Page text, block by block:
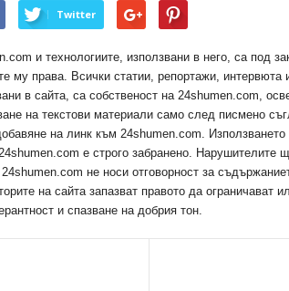
Twitter
и технологиите, използвани в него, са под
му права. Всички статии, репортажи, интервюта
в сайта, са собственост на 24shumen.com,
на текстови материали само след писмено
на линк към 24shumen.com.
е строго забранено. Нарушителите
24shumen.com не носи отговорност за
на сайта запазват правото да ограничават
и спазване на добрия тон.